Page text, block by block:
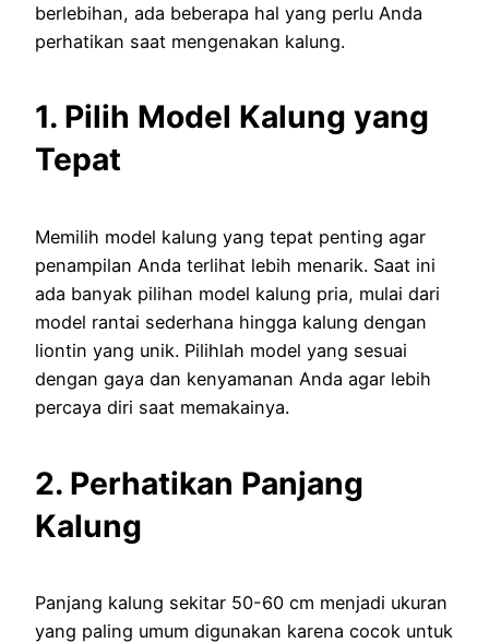
berlebihan, ada beberapa hal yang perlu Anda
perhatikan saat mengenakan kalung.
1. Pilih Model Kalung yang
Tepat
Memilih model kalung yang tepat penting agar
penampilan Anda terlihat lebih menarik. Saat ini
ada banyak pilihan model kalung pria, mulai dari
model rantai sederhana hingga kalung dengan
liontin yang unik. Pilihlah model yang sesuai
dengan gaya dan kenyamanan Anda agar lebih
percaya diri saat memakainya.
2. Perhatikan Panjang
Kalung
Panjang kalung sekitar 50-60 cm menjadi ukuran
yang paling umum digunakan karena cocok untuk